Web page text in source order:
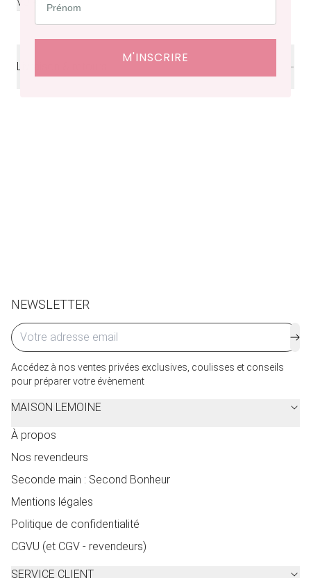
Livraison & retours
NEWSLETTER
Accédez à nos ventes privées exclusives, coulisses et conseils
pour préparer votre évènement
MAISON LEMOINE
À propos
Nos revendeurs
Seconde main : Second Bonheur
Mentions légales
Politique de confidentialité
CGVU (et CGV - revendeurs)
SERVICE CLIENT
M'INSCRIRE